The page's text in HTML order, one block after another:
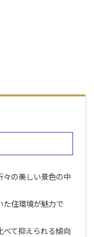
の美しい景色の中
住環境が魅力で
て抑えられる傾向